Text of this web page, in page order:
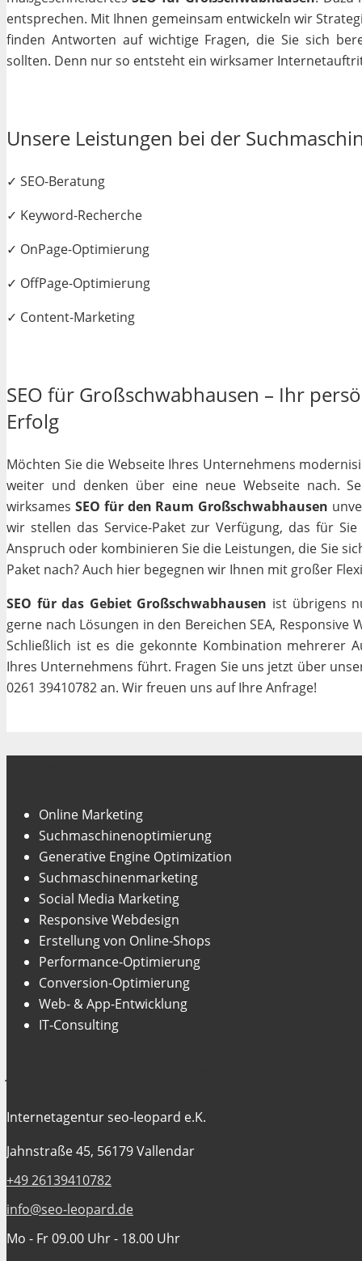
entsprechen. Mit Ihnen gemeinsam entwickeln wir
finden Antworten auf wichtige Fragen, die Sie sich
sollten. Denn nur so entsteht ein wirksamer
Unsere Leistungen bei der
✓ SEO-Beratung
✓ Keyword-Recherche
✓ OnPage-Optimierung
✓ OffPage-Optimierung
✓ Content-Marketing
SEO für Großschwabhausen – Ihr
Erfolg
Möchten Sie die Webseite Ihres Unternehmens
weiter und denken über eine neue Webseite nach.
wirksames SEO für den Raum Großschwabhausen
wir stellen das Service-Paket zur Verfügung, das für
Anspruch oder kombinieren Sie die Leistungen, die Sie
Paket nach? Auch hier begegnen wir Ihnen mit großer
SEO für das Gebiet Großschwabhausen ist übrigens
gerne nach Lösungen in den Bereichen SEA, Responsive
Schließlich ist es die gekonnte Kombination mehrerer
Ihres Unternehmens führt. Fragen Sie uns jetzt über
0261 39410782 an. Wir freuen uns auf Ihre Anfrage!
Online Marketing
Suchmaschinenoptimierung
Generative Engine Optimization
Suchmaschinenmarketing
Social Media Marketing
Responsive Webdesign
Erstellung von Online-Shops
Performance-Optimierung
Conversion-Optimierung
Web- & App-Entwicklung
IT-Consulting
Internetagentur seo-leopard e.K.
Jahnstraße 45, 56179 Vallendar
+49 26139410782
info@seo-leopard.de
Mo - Fr 09.00 Uhr - 18.00 Uhr